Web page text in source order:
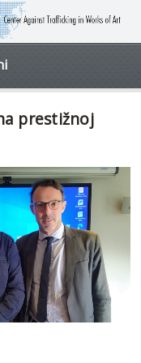
prestižnoj